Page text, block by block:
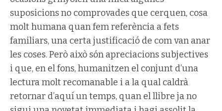
suposicions no comprovades que cerquen, cosa
molt humana quan fem referència a fets
familiars, una certa justificació de com van anar
les coses. Però això són apreciacions subjectives
i que, en el fons, humanitzen el conjunt d’una
lectura molt recomanable i a la qual caldrà
retornar d’aquí un temps, quan el llibre ja no